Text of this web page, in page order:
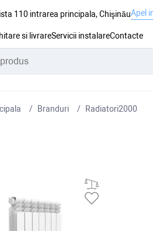
110 intrarea principala, ChişinăuApel
si livrareServicii instalareContacte
Branduri Radiatori2000